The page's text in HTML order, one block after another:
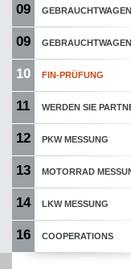
09
09
10 FIN-PRÜFUNG
11 WERDEN SIE
12 PKW MESSUNG
13 MOTORRAD
14 LKW MESSUNG
16 COOPERATIONS